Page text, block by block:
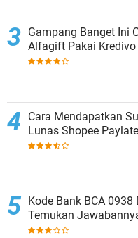
Gampang Banget Ini
Alfagift Pakai Kredivo
Cara Mendapatkan
Lunas Shopee
Kode Bank BCA 0938
Temukan